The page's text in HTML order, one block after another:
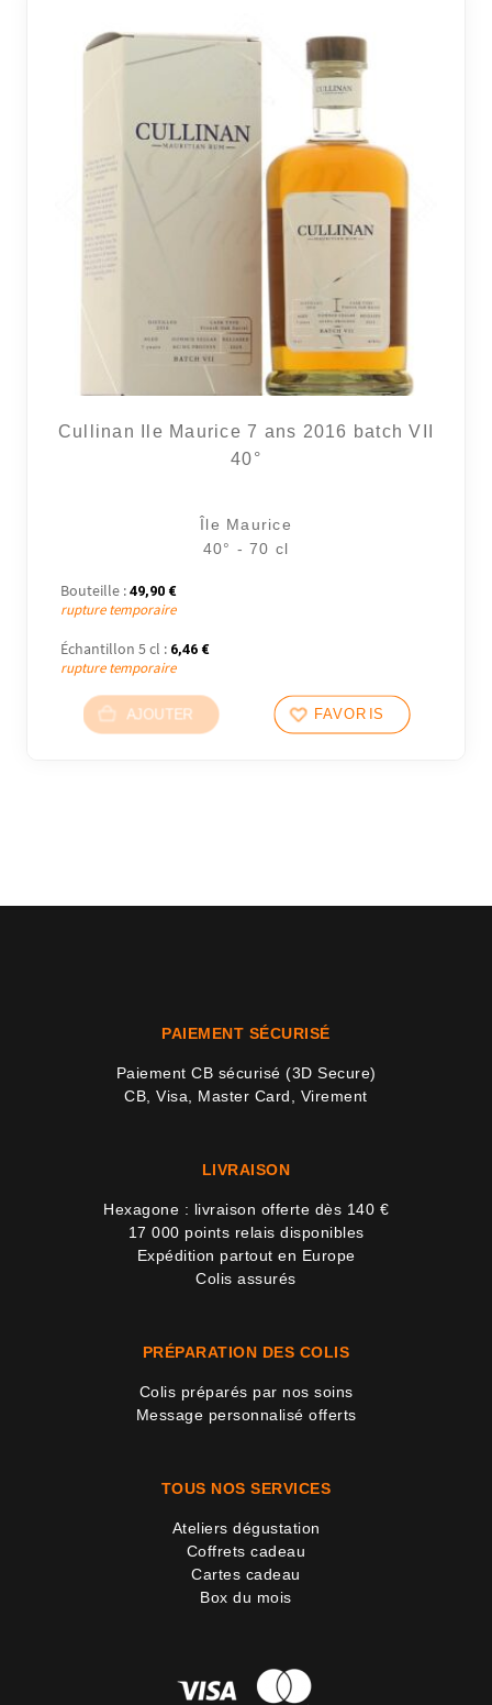
BOUTIQUE LOIRET
Cullinan Ile Maurice 7 ans 2016 batch VII
40°
Île Maurice
40° - 70 cl
Bouteille : 49,90 €
rupture temporaire
Échantillon 5 cl : 6,46 €
rupture temporaire
AJOUTER FAVORIS
PAIEMENT SÉCURISÉ
Paiement CB sécurisé (3D Secure)
CB, Visa, Master Card, Virement
LIVRAISON
Hexagone : livraison offerte dès 140 €
17 000 points relais disponibles
Expédition partout en Europe
Colis assurés
PRÉPARATION DES COLIS
Colis préparés par nos soins
Message personnalisé offerts
TOUS NOS SERVICES
Ateliers dégustation
Coffrets cadeau
Cartes cadeau
Box du mois